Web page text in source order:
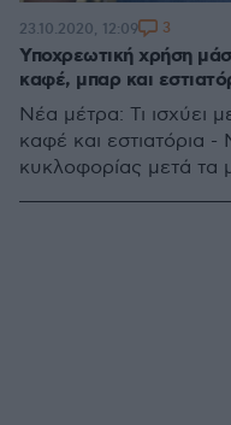
Υποχρεωτική χρήση
καφέ, μπαρ και
Νέα μέτρα: Τι ισχύει
καφέ και εστιατόρια
κυκλοφορίας μετά τα
23.10.2020, 12:09 3